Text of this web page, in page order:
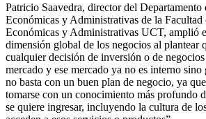
Patricio Saavedra, director del Departamento
Económicas y Administrativas de la Facultad
Económicas y Administrativas UCT, amplió
dimensión global de los negocios al plantear
cualquier decisión de inversión o de
mercado y ese mercado ya no es interno
no basta con un buen plan de negocio, ya
tomarse con un conocimiento más profundo
se quiere ingresar, incluyendo la cultura de